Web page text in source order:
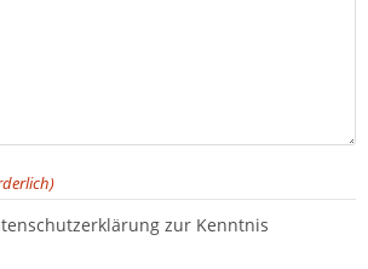
zur Kenntnis